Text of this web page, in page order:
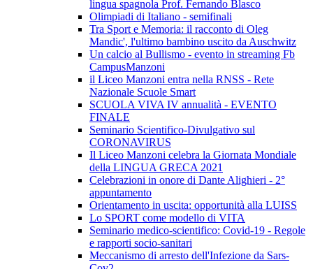
lingua spagnola Prof. Fernando Blasco
Olimpiadi di Italiano - semifinali
Tra Sport e Memoria: il racconto di Oleg
Mandic', l'ultimo bambino uscito da Auschwitz
Un calcio al Bullismo - evento in streaming Fb
CampusManzoni
il Liceo Manzoni entra nella RNSS - Rete
Nazionale Scuole Smart
SCUOLA VIVA IV annualità - EVENTO
FINALE
Seminario Scientifico-Divulgativo sul
CORONAVIRUS
Il Liceo Manzoni celebra la Giornata Mondiale
della LINGUA GRECA 2021
Celebrazioni in onore di Dante Alighieri - 2°
appuntamento
Orientamento in uscita: opportunità alla LUISS
Lo SPORT come modello di VITA
Seminario medico-scientifico: Covid-19 - Regole
e rapporti socio-sanitari
Meccanismo di arresto dell'Infezione da Sars-